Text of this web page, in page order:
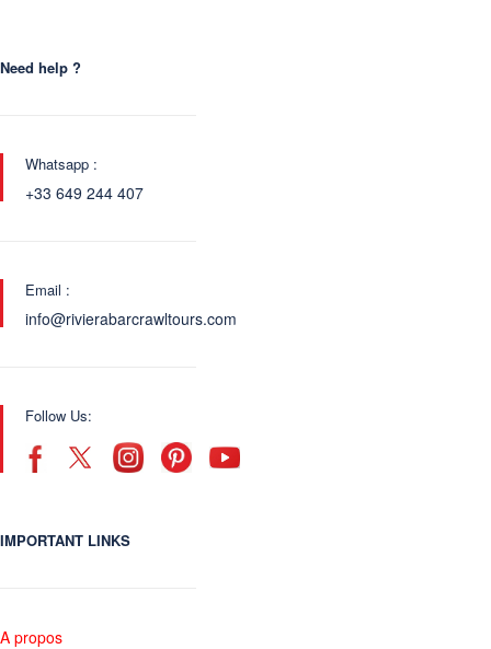
Need help ?
Whatsapp :
+33 649 244 407
Email :
info@rivierabarcrawltours.com
Follow Us:
IMPORTANT LINKS
A propos